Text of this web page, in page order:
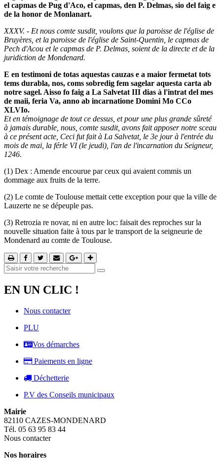
el capmas de Pug d'Aco, el capmas, den P. Delmas, sio del faig e
de la honor de Monlanart.
XXXV. - Et nous comte susdit, voulons que la paroisse de l'église de
Bruyères, et la paroisse de l'église de Saint-Quentin, le capmas de
Pech d'Acou et le capmas de P. Delmas, soient de la directe et de la
juridiction de Mondenard.
E en testimoni de totas aquestas cauzas e a maior fermetat tots
tems durabla, nos, coms sobredig fem sagelar aquesta carta ab
notre sagel. Aisso fo faig a La Salvetat III dias à l'intrat del mes
de maii, feria Va, anno ab incarnatione Domini Mo CCo
XLVIo.
Et en témoignage de tout ce dessus, et pour une plus grande sûreté
à jamais durable, nous, comte susdit, avons fait apposer notre sceau
à ce présent acte, Ceci fut fait à La Salvetat, le 3e jour à l'entrée du
mois de mai, la férle VI (le jeudi), l'an de l'incarnation du Seigneur,
1246.
(1) Dex : Amende encourue par ceux qui avaient commis un
dommage aux fruits de la terre.
(2) Le comte de Toulouse mettait cette exception pour que la ville de
Lauzerte ne se dépeuple pas.
(3) Retrozia re novar, ni en autre loc: faisait des reproches sur la
nouvelle situation faite à tous par le transport de la seigneurie de
Mondenard au comte de Toulouse.
EN UN CLIC !
Nous contacter
PLU
Vos démarches
Paiements en ligne
Déchetterie
P.V des Conseils municipaux
Mairie
82110 CAZES-MONDENARD
Tél. 05 63 95 83 44
Nous contacter
Nos horaires